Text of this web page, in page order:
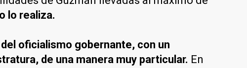
lo realiza.
oficialismo gobernante, con un
de una manera muy particular. En